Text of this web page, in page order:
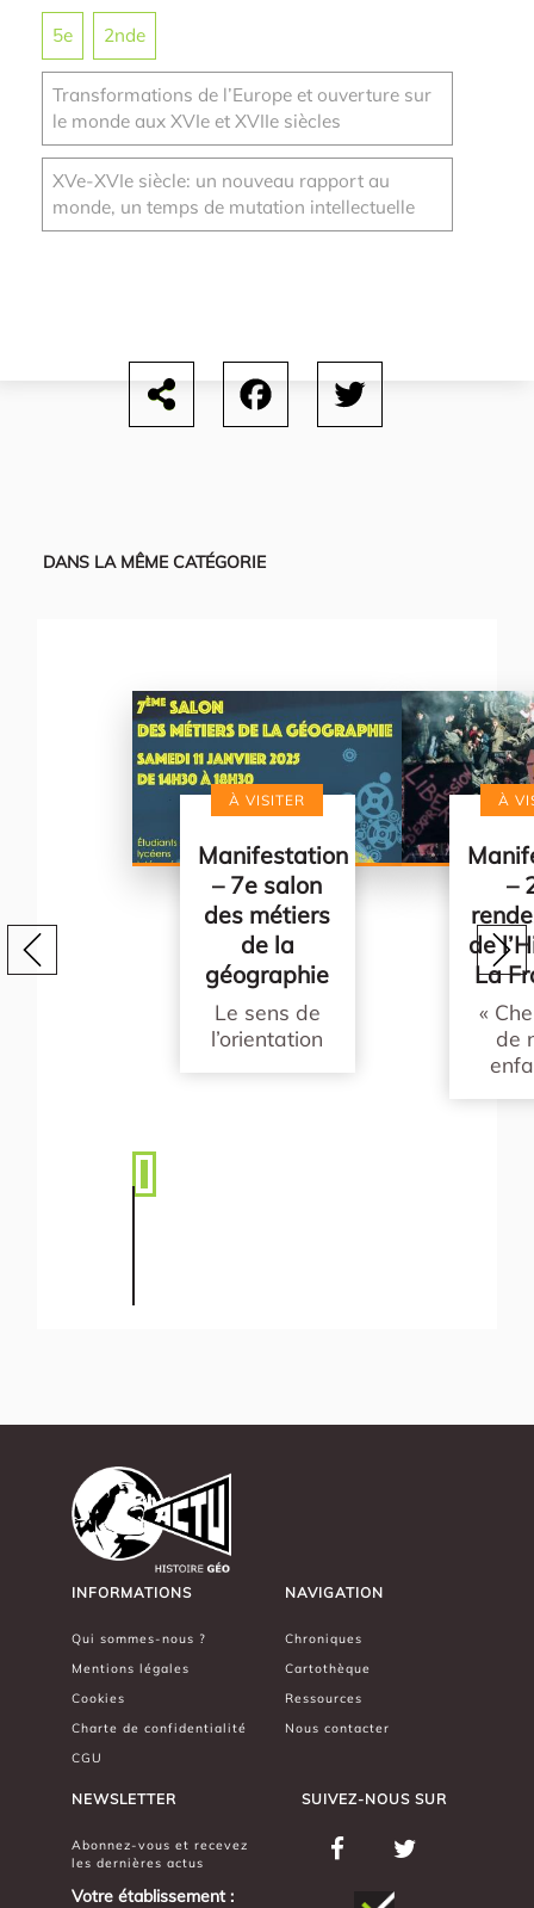
5e 2nde
Transformations de l’Europe et ouverture sur
le monde aux XVIe et XVIIe siècles
XVe-XVIe siècle: un nouveau rapport au
monde, un temps de mutation intellectuelle
Facebook
DANS LA MÊME CATÉGORIE
À VISITER
Manifestation
– 7e salon
des métiers
de la
géographie
Le sens de
l’orientation
À
–
de
La
«
de
INFORMATIONS
Qui sommes-nous ?
Mentions légales
Cookies
Charte de confidentialité
CGU
NAVIGATION
Chroniques
Cartothèque
Ressources
Nous contacter
NEWSLETTER
Abonnez-vous et recevez
les dernières actus
Votre établissement :
SUIVEZ-NOUS SUR